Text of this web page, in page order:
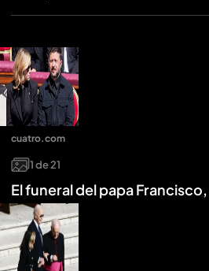
1de21
El funeral del papa
cuatro.com